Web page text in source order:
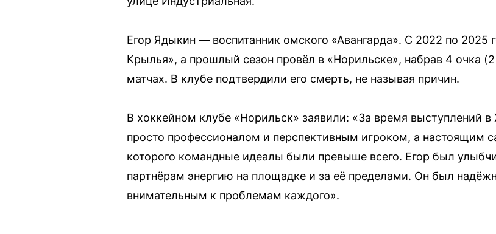
Егор Ядыкин — воспитанник омского «Авангарда». С 2022 по 2025
Крылья», а прошлый сезон провёл в «Норильске», набрав 4 очка
матчах. В клубе подтвердили его смерть, не называя причин.
В хоккейном клубе «Норильск» заявили: «За время выступлений в
просто профессионалом и перспективным игроком, а настоящим
которого командные идеалы были превыше всего. Егор был
партнёрам энергию на площадке и за её пределами. Он был
внимательным к проблемам каждого».